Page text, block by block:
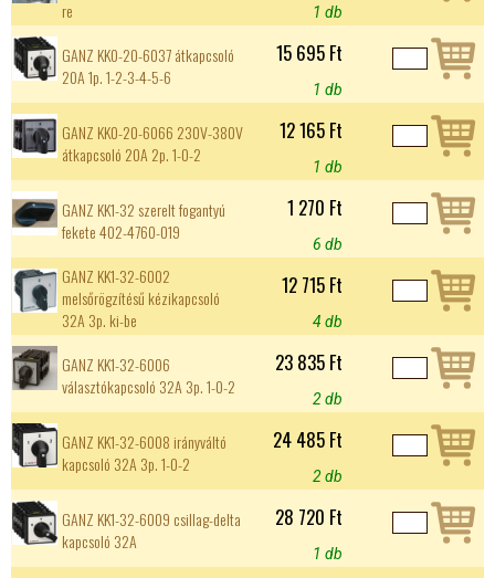
re
1 db
GANZ KK0-20-6037 átkapcsoló
20A 1p. 1-2-3-4-5-6
15 695 Ft
1 db
GANZ KK0-20-6066 230V-380V
átkapcsoló 20A 2p. 1-0-2
12 165 Ft
1 db
GANZ KK1-32 szerelt fogantyú
fekete 402-4760-019
1 270 Ft
6 db
GANZ KK1-32-6002
melsőrögzítésű kézikapcsoló
32A 3p. ki-be
12 715 Ft
4 db
GANZ KK1-32-6006
választókapcsoló 32A 3p. 1-0-2
23 835 Ft
2 db
GANZ KK1-32-6008 irányváltó
kapcsoló 32A 3p. 1-0-2
24 485 Ft
2 db
GANZ KK1-32-6009 csillag-delta
kapcsoló 32A
28 720 Ft
1 db